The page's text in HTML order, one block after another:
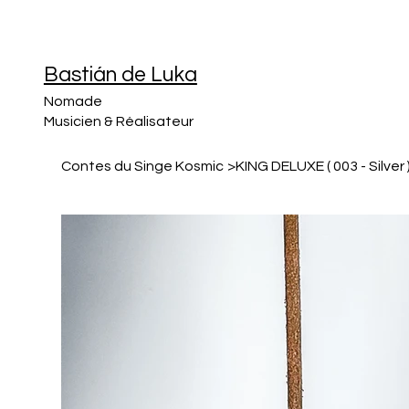
Bastián de Luka
Nomade
Musicien & Réalisateur
Contes du Singe Kosmic >KING DELUXE ( 003 - Silver